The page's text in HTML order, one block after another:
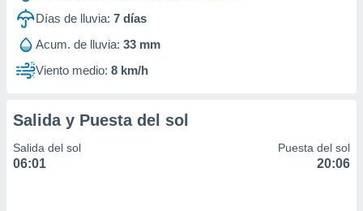
Días de lluvia: 7 días
Acum. de lluvia: 33 mm
Viento medio: 8 km/h
Salida y Puesta del sol
Salida del sol
06:01
Puesta del sol
20:06